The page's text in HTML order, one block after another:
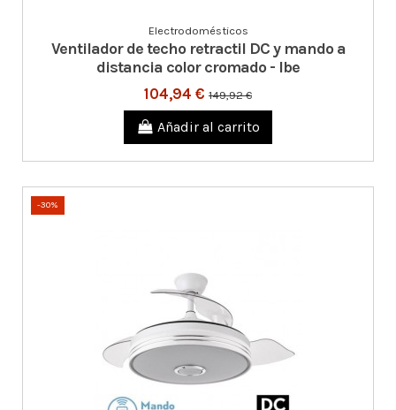
Electrodomésticos
Ventilador de techo retractil DC y mando a
distancia color cromado - Ibe
104,94 € 149,92 €
Añadir al carrito
-30%